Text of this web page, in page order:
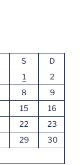
S
D
1
2
8
9
15
16
22
23
29
30